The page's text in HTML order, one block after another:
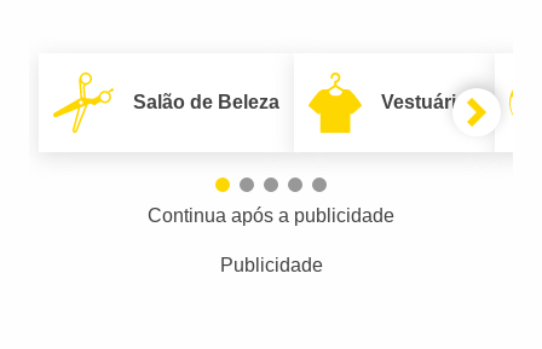
Salão de Beleza Vestuário
Continua após a publicidade
Publicidade